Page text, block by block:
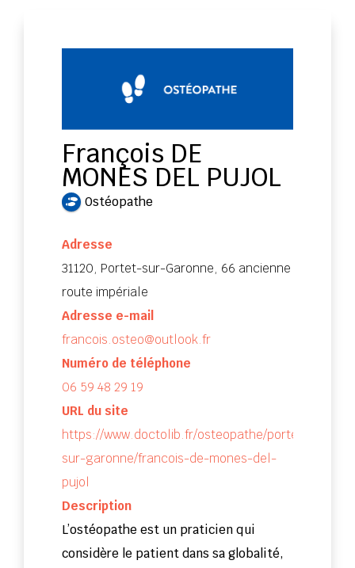
François DE
MONES DEL PUJOL
Ostéopathe
Adresse
31120, Portet-sur-Garonne, 66 ancienne
route impériale
Adresse e-mail
francois.osteo@outlook.fr
Numéro de téléphone
06 59 48 29 19
URL du site
https://www.doctolib.fr/osteopathe/portet-
sur-garonne/francois-de-mones-del-
pujol
Description
L’ostéopathe est un praticien qui
considère le patient dans sa globalité,